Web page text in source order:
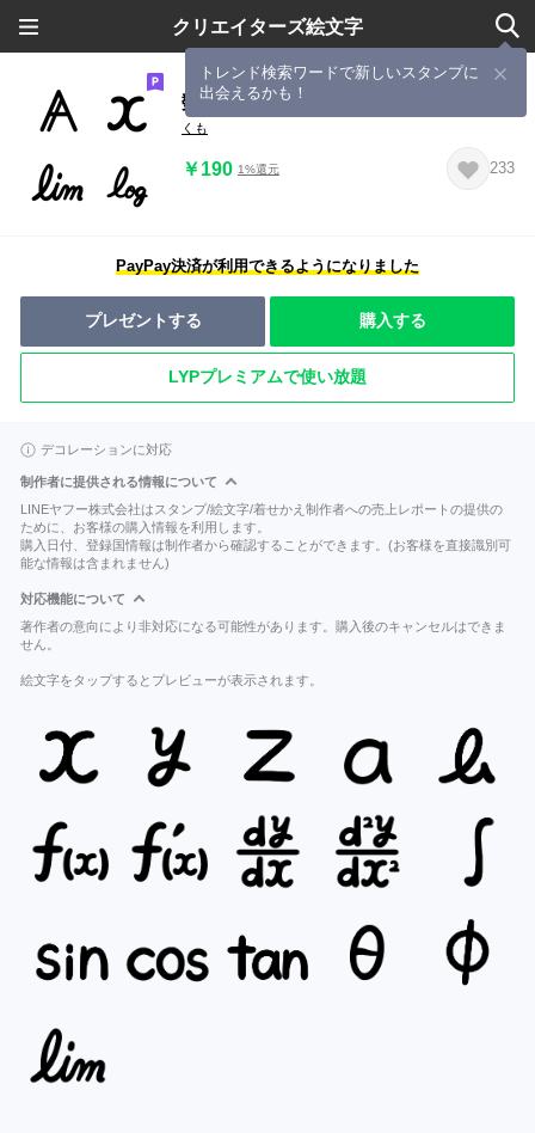
クリエイターズ絵文字
トレンド検索ワードで新しいスタンプに
出会えるかも！
数学記号 絵文字
くも
￥190 1%還元 233
PayPay決済が利用できるようになりました
プレゼントする 購入する
LYPプレミアムで使い放題
デコレーションに対応
制作者に提供される情報について
LINEヤフー株式会社はスタンプ/絵文字/着せかえ制作者への売上レポートの提供の
ために、お客様の購入情報を利用します。
購入日付、登録国情報は制作者から確認することができます。(お客様を直接識別可
能な情報は含まれません)
対応機能について
著作者の意向により非対応になる可能性があります。購入後のキャンセルはできま
せん。
絵文字をタップするとプレビューが表示されます。